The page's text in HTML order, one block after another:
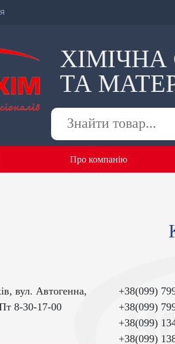
ТА
товарів
Про компанію
вул. Автогенна,
8-30-17-00
+38(099)
+38(099)
+38(099)
+38(099)